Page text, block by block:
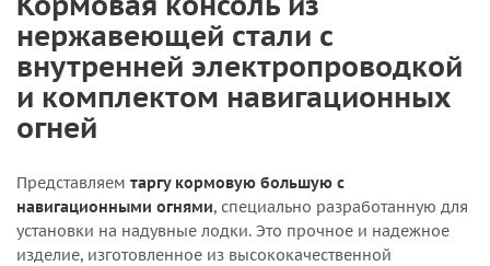
нержавеющей стали с
внутренней электропроводкой
и комплектом навигационных
огней
Представляем таргу кормовую большую с
навигационными огнями, специально разработанную для
установки на надувные лодки. Это прочное и надежное
изделие, изготовленное из высококачественной